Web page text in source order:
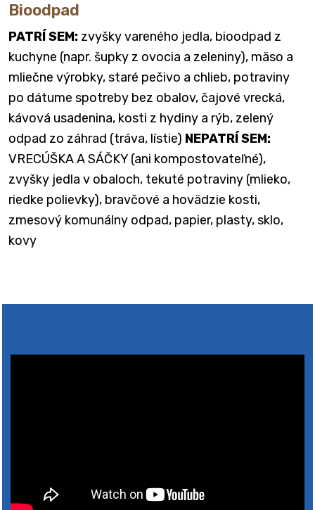
Bioodpad
PATRÍ SEM: zvyšky vareného jedla, bioodpad z
kuchyne (napr. šupky z ovocia a zeleniny), mäso a
mliečne výrobky, staré pečivo a chlieb, potraviny
po dátume spotreby bez obalov, čajové vrecká,
kávová usadenina, kosti z hydiny a rýb, zelený
odpad zo záhrad (tráva, lístie) NEPATRÍ SEM:
VRECÚŠKA A SÁČKY (ani kompostovateľné),
zvyšky jedla v obaloch, tekuté potraviny (mlieko,
riedke polievky), bravčové a hovädzie kosti,
zmesový komunálny odpad, papier, plasty, sklo,
kovy